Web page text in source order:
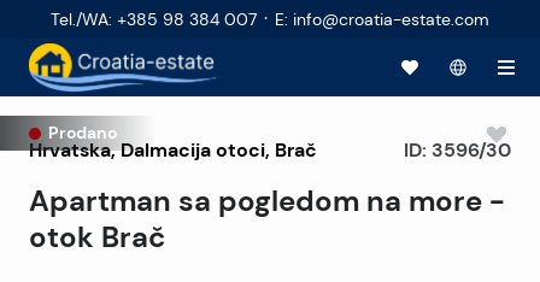
Tel./WA: +385 98 384 007 · E: info@croatia-estate.com
Prodano
Hrvatska,Dalmacija otoci, Brač
Apartman sa pogledom na more -
otok Brač
ID: 3596/30